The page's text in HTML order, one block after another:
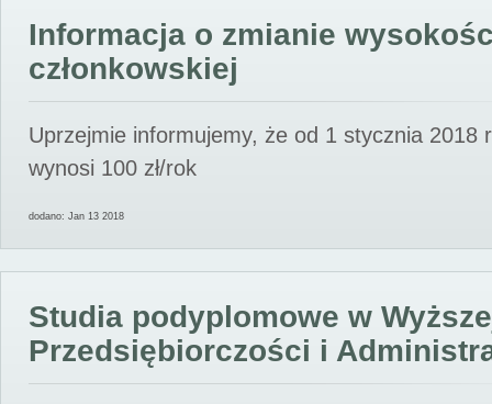
Informacja o zmianie
członkowskiej
Uprzejmie informujemy, że od 1 stycznia 2018
wynosi 100 zł/rok
dodano: Jan 13 2018
Studia podyplomowe w
Przedsiębiorczości i